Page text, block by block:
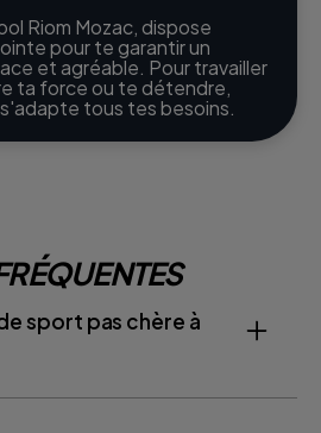
Riom Mozac, dispose
pour te garantir un
et agréable. Pour travailler
ta force ou te détendre,
tous tes besoins.
sport pas chère à